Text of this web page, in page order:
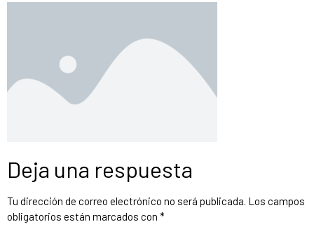
Deja una respuesta
Tu dirección de correo electrónico no será publicada. Los campos
obligatorios están marcados con *